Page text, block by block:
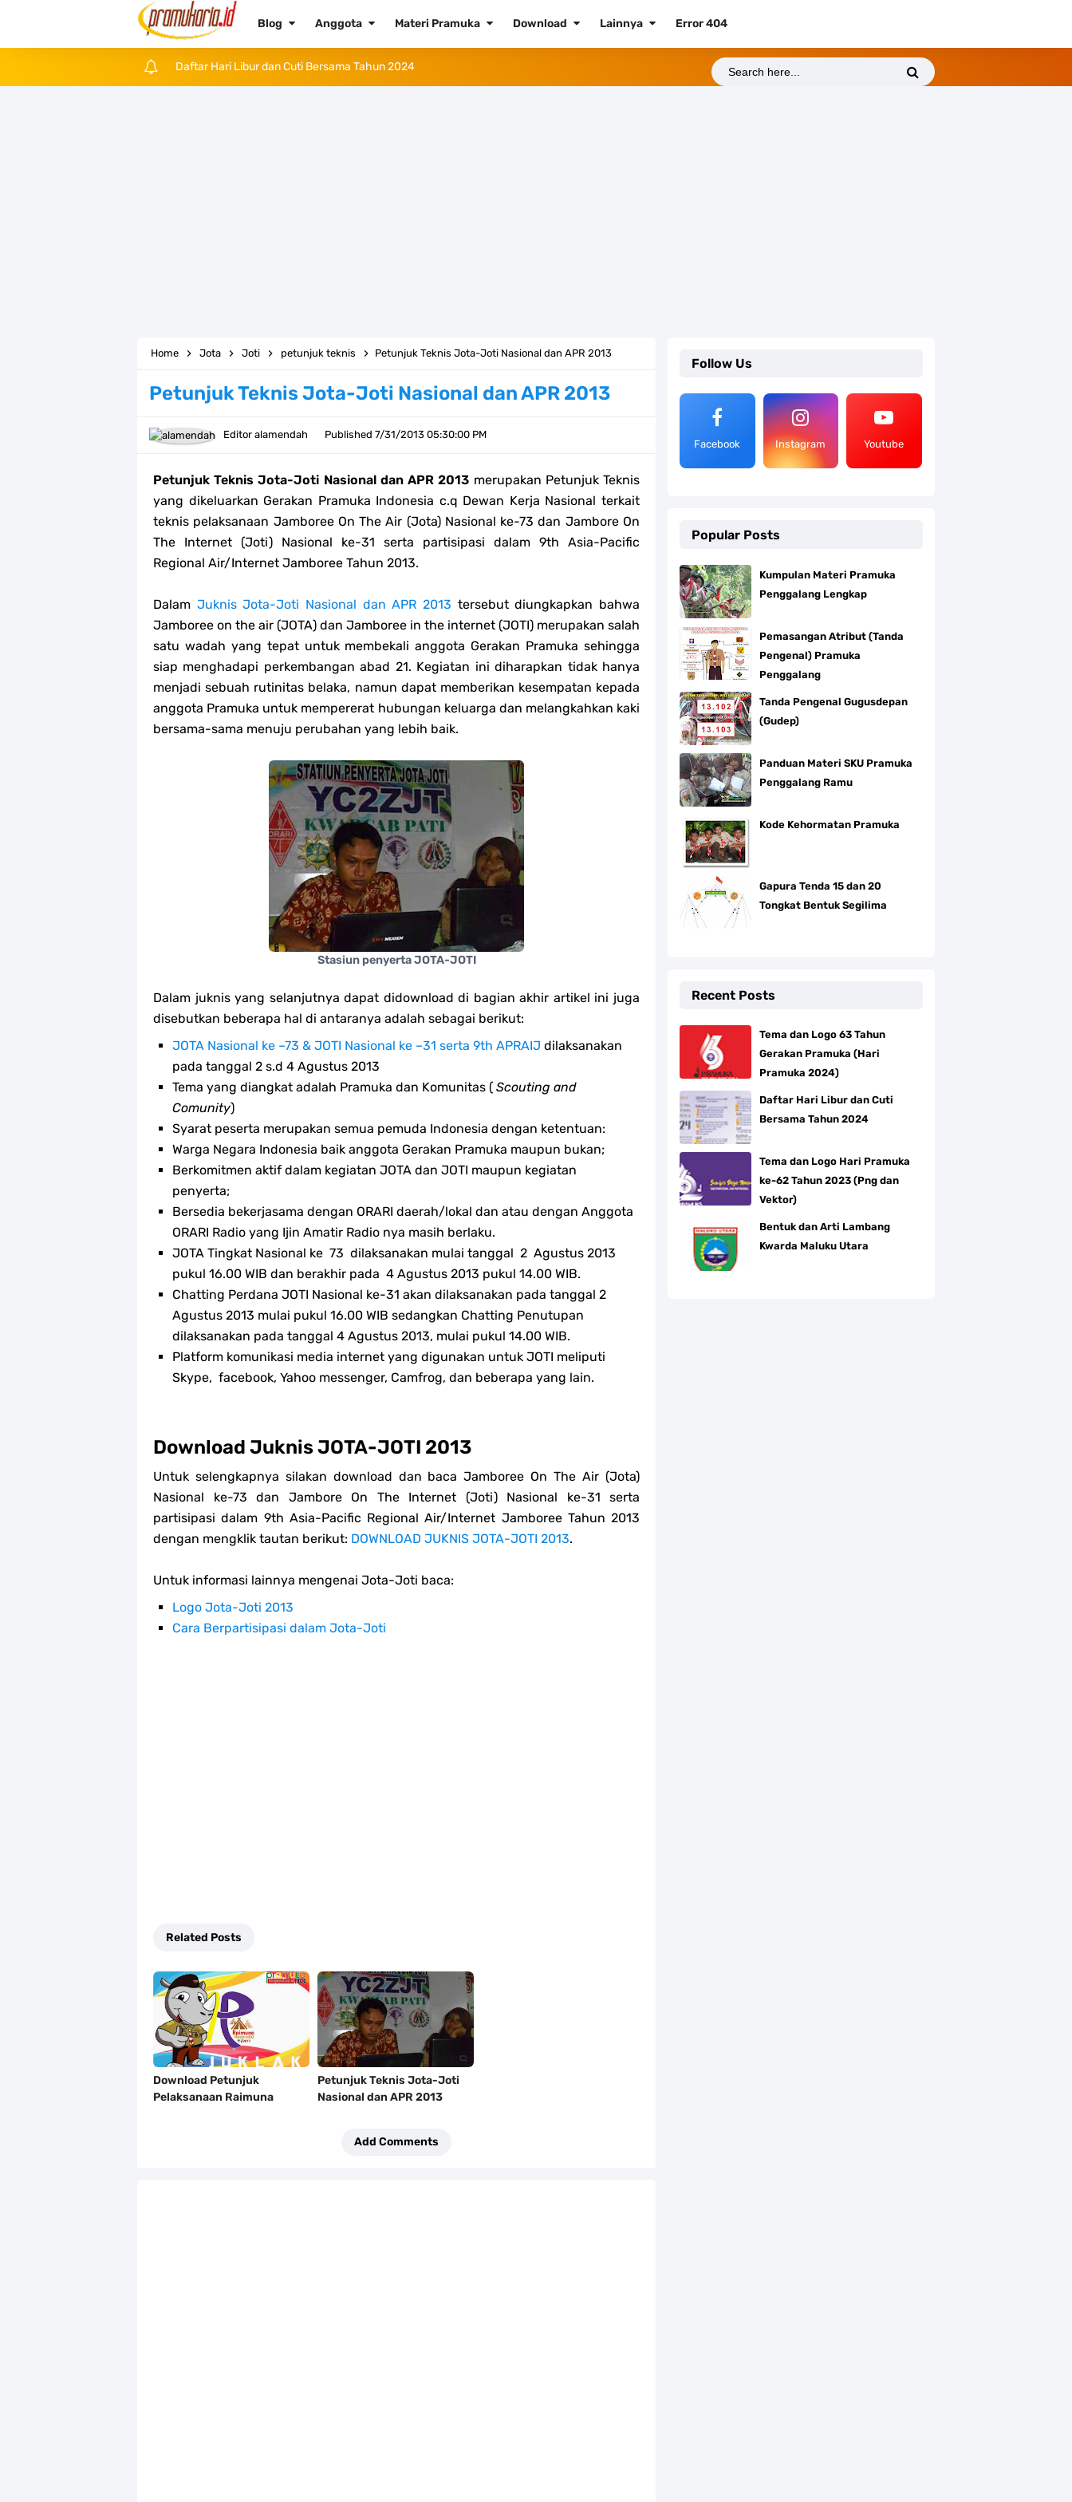
Blog Anggota Materi Pramuka Download Lainnya Error 404
Daftar Hari Libur dan Cuti Bersama Tahun 2024
Kumpulan Twibbon Hari Kartini 2023
Download Spanduk Selamat Idul Fitri 1444 H
LT-V Tahun 2023
Arti Kiasan Lambang Kwartir Daerah Sumatera Selatan
Berapa Biaya Ikut Raimuna Nasional 2023
Raimuna Nasional XII Tahun 2023
Edaran Karya Bakti Pramuka pada Idul Fitri 2023
Tema dan Logo HUT Ke-75 Kemerdekaan RI Tahun 2020
Gambar Ucapan Selamat Hari Bapak Pramuka Indonesia
12 April, Hari Bapak Pramuka Indonesia
Karaoke Lagu Cinta Sebatas Patok Tenda Full Lirik
Bingkai Foto Profil Selamat Maulid Nabi Muhammad SAW
Bingkai Foto Profil Hari Sumpah Pemuda
Friday, 7 August
Home Jota Joti petunjuk teknis Petunjuk Teknis Jota-Joti Nasional dan APR 2013
Petunjuk Teknis Jota-Joti Nasional dan APR 2013
Editor alamendah Published 7/31/2013 05:30:00 PM
Petunjuk Teknis Jota-Joti Nasional dan APR 2013 merupakan Petunjuk Teknis
yang dikeluarkan Gerakan Pramuka Indonesia c.q Dewan Kerja Nasional terkait
teknis pelaksanaan Jamboree On The Air (Jota) Nasional ke-73 dan Jambore On
The Internet (Joti) Nasional ke-31 serta partisipasi dalam 9th Asia-Pacific
Regional Air/Internet Jamboree Tahun 2013.
Dalam Juknis Jota-Joti Nasional dan APR 2013 tersebut diungkapkan bahwa
Jamboree on the air (JOTA) dan Jamboree in the internet (JOTI) merupakan salah
satu wadah yang tepat untuk membekali anggota Gerakan Pramuka sehingga
siap menghadapi perkembangan abad 21. Kegiatan ini diharapkan tidak hanya
menjadi sebuah rutinitas belaka, namun dapat memberikan kesempatan kepada
anggota Pramuka untuk mempererat hubungan keluarga dan melangkahkan kaki
bersama-sama menuju perubahan yang lebih baik.
Stasiun penyerta JOTA-JOTI
Dalam juknis yang selanjutnya dapat didownload di bagian akhir artikel ini juga
disebutkan beberapa hal di antaranya adalah sebagai berikut:
JOTA Nasional ke –73 & JOTI Nasional ke –31 serta 9th APRAIJ dilaksanakan
pada tanggal 2 s.d 4 Agustus 2013
Tema yang diangkat adalah Pramuka dan Komunitas ( Scouting and
Comunity)
Syarat peserta merupakan semua pemuda Indonesia dengan ketentuan:
Warga Negara Indonesia baik anggota Gerakan Pramuka maupun bukan;
Berkomitmen aktif dalam kegiatan JOTA dan JOTI maupun kegiatan
penyerta;
Bersedia bekerjasama dengan ORARI daerah/lokal dan atau dengan Anggota
ORARI Radio yang Ijin Amatir Radio nya masih berlaku.
JOTA Tingkat Nasional ke 73 dilaksanakan mulai tanggal 2 Agustus 2013
pukul 16.00 WIB dan berakhir pada 4 Agustus 2013 pukul 14.00 WIB.
Chatting Perdana JOTI Nasional ke-31 akan dilaksanakan pada tanggal 2
Agustus 2013 mulai pukul 16.00 WIB sedangkan Chatting Penutupan
dilaksanakan pada tanggal 4 Agustus 2013, mulai pukul 14.00 WIB.
Platform komunikasi media internet yang digunakan untuk JOTI meliputi
Skype, facebook, Yahoo messenger, Camfrog, dan beberapa yang lain.
Download Juknis JOTA-JOTI 2013
Untuk selengkapnya silakan download dan baca Jamboree On The Air (Jota)
Nasional ke-73 dan Jambore On The Internet (Joti) Nasional ke-31 serta
partisipasi dalam 9th Asia-Pacific Regional Air/Internet Jamboree Tahun 2013
dengan mengklik tautan berikut: DOWNLOAD JUKNIS JOTA-JOTI 2013.
Untuk informasi lainnya mengenai Jota-Joti baca:
Logo Jota-Joti 2013
Cara Berpartisipasi dalam Jota-Joti
Related Posts
Download Petunjuk
Pelaksanaan Raimuna
Petunjuk Teknis Jota-Joti
Nasional dan APR 2013
Add Comments
Follow Us
Facebook Instagram Youtube
Popular Posts
Kumpulan Materi Pramuka
Penggalang Lengkap
Pemasangan Atribut (Tanda
Pengenal) Pramuka
Penggalang
Tanda Pengenal Gugusdepan
(Gudep)
Panduan Materi SKU Pramuka
Penggalang Ramu
Kode Kehormatan Pramuka
Gapura Tenda 15 dan 20
Tongkat Bentuk Segilima
Recent Posts
Tema dan Logo 63 Tahun
Gerakan Pramuka (Hari
Pramuka 2024)
Daftar Hari Libur dan Cuti
Bersama Tahun 2024
Tema dan Logo Hari Pramuka
ke-62 Tahun 2023 (Png dan
Vektor)
Bentuk dan Arti Lambang
Kwarda Maluku Utara